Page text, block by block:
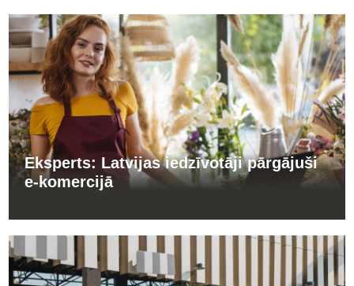
Eksperts: Latvijas iedzīvotāji pārgājuši
e-komercijā